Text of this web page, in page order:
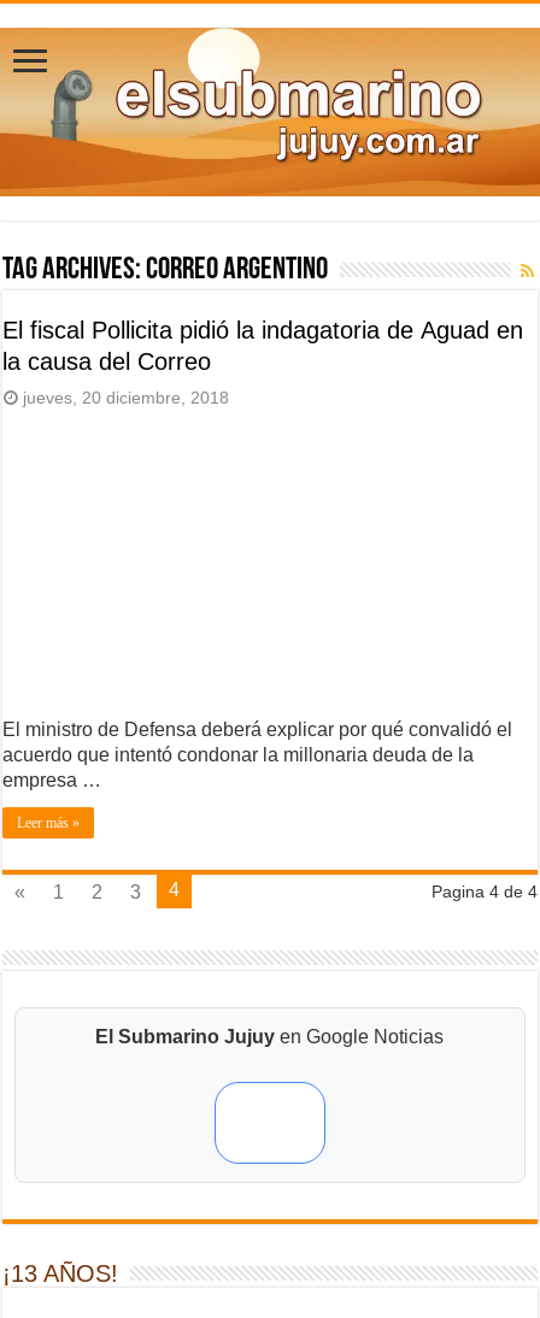
Tag Archives:Correo Argentino
El fiscal Pollicita pidió la indagatoria de Aguad en
la causa del Correo
jueves, 20 diciembre, 2018
El ministro de Defensa deberá explicar por qué convalidó el
acuerdo que intentó condonar la millonaria deuda de la
empresa …
Leer más »
Pagina 4 de 4
« 1 2 3 4
El Submarino Jujuy en Google Noticias
¡13 AÑOS!